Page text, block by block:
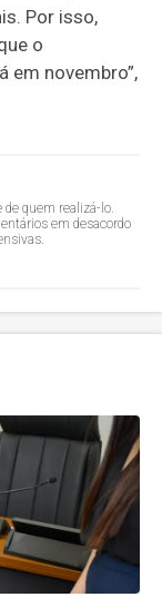
Por isso,
o
em novembro”,
de quem realizá-lo.
em desacordo